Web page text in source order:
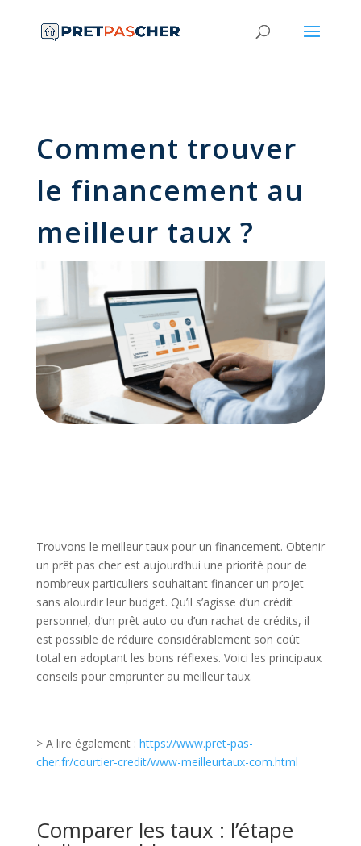
Comment trouver
le financement au
meilleur taux ?
Trouvons le meilleur taux pour un financement. Obtenir
un prêt pas cher est aujourd’hui une priorité pour de
nombreux particuliers souhaitant financer un projet
sans alourdir leur budget. Qu’il s’agisse d’un crédit
personnel, d’un prêt auto ou d’un rachat de crédits, il
est possible de réduire considérablement son coût
total en adoptant les bons réflexes. Voici les principaux
conseils pour emprunter au meilleur taux.
> A lire également : https://www.pret-pas-
cher.fr/courtier-credit/www-meilleurtaux-com.html
Comparer les taux : l’étape